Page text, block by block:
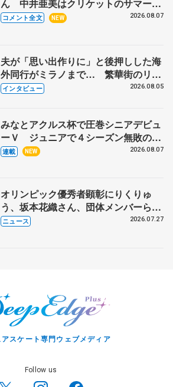
ん 中井亜美はクリケットのサマーキ
ャンプに 島田麻央はたくさん試合に
コメント全文 NEW 2026.08.07
夫が「思い出作りに」と後押しした海
外同行がミラノまで… 繁華街のリン
クでは不良のお兄さんも味方に 小林
インタビュー 2026.08.05
みなとアクルス杯で圧巻シニアデビュ
ーＶ ジュニアで４シーズン無敗の島
田麻央
連載 NEW 2026.08.07
オリンピック優秀者顕彰にりくりゅ
う、坂本花織さん、団体メンバーら
8月7日に文科省が表彰式、ブルーノ・
ニュース 2026.07.27
スケート専門ウェブメディア
Follow us